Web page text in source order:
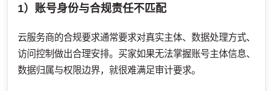
1）账号身份与合规责任不匹配
云服务商的合规要求通常要求对真实主体、数据处理方式、
访问控制做出合理安排。买家如果无法掌握账号主体信息、
数据归属与权限边界，就很难满足审计要求。